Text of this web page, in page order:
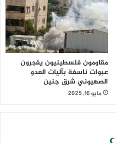
مقاومون فلسطينيون يفجرون
عبوات ناسفة بآليات العدو
الصهيوني شرق جنين
مايو 16, 2025